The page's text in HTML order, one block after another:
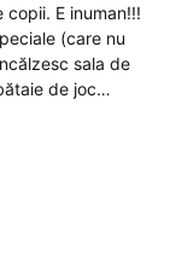
E inuman!!!
(care nu
sala de
de joc…